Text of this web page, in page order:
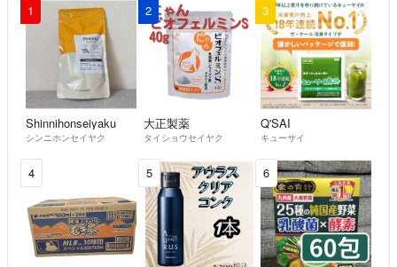
1
Shinnihonseiyaku
シンニホンセイヤク
2
大正製薬
タイショウセイヤク
3
Q'SAI
キューサイ
4 5 6